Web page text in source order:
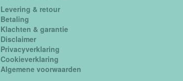
Levering & retour
Betaling
Klachten & garantie
Disclaimer
Privacyverklaring
Cookieverklaring
Algemene voorwaarden